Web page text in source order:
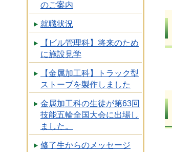
のご案内
就職状況
【ビル管理科】将来のため
に施設見学
【金属加工科】トラック型
ストーブを製作しました
金属加工科の生徒が第63回
技能五輪全国大会に出場し
ました。
修了生からのメッセージ